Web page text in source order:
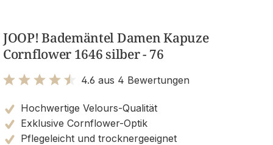
JOOP! Bademäntel Damen Kapuze
Cornflower 1646 silber - 76
4.6 aus 4 Bewertungen
Hochwertige Velours-Qualität
Exklusive Cornflower-Optik
Pflegeleicht und trocknergeeignet